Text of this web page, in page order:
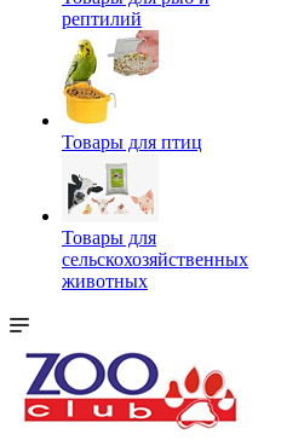
рептилий
Товары для птиц
Товары для
сельскохозяйственных
животных